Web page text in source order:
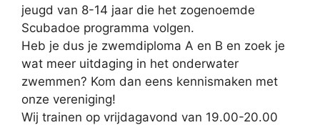
jeugd van 8-14 jaar die het zogenoemde
Scubadoe programma volgen.
Heb je dus je zwemdiploma A en B en zoek je
wat meer uitdaging in het onderwater
zwemmen? Kom dan eens kennismaken met
onze vereniging!
Wij trainen op vrijdagavond van 19.00-20.00